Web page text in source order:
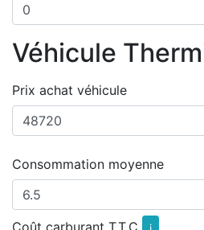
Véhicule
Prix achat véhicule
Consommation moyenne
Coût carburant T.T.C